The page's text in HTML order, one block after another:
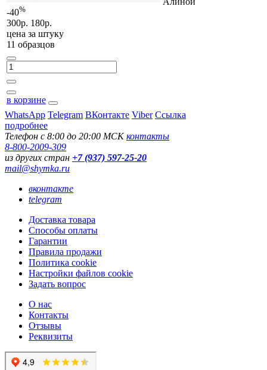
-40%
300р. 180р.
цена за штуку
11 образцов
в корзине
WhatsApp Telegram ВКонтакте Viber Ссылка
подробнее
Телефон с 8:00 до 20:00 МСКконтакты
8-800-2009-309
из других стран +7 (937) 597-25-20
mail@shymka.ru
вконтакте
telegram
Доставка товара
Способы оплаты
Гарантии
Правила продажи
Политика cookie
Настройки файлов cookie
Задать вопрос
О нас
Контакты
Отзывы
Реквизиты